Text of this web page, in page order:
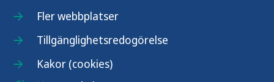
Fler webbplatser
Tillgänglighetsredogörelse
Kakor (cookies)